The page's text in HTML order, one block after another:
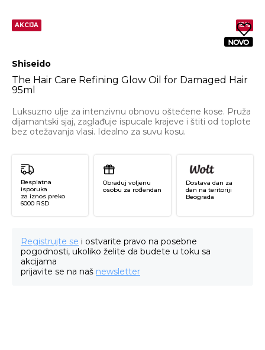
AKCIJA 15%
Shiseido
The Hair Care Refining Glow Oil for Damaged Hair
95ml
Luksuzno ulje za intenzivnu obnovu oštećene kose. Pruža
dijamantski sjaj, zaglađuje ispucale krajeve i štiti od toplote
bez otežavanja vlasi. Idealno za suvu kosu.
Besplatna
isporuka
za iznos preko
6000 RSD
Obraduj voljenu
osobu za rođendan
Dostava dan za
dan na teritoriji
Beograda
Registrujte se i ostvarite pravo na posebne
pogodnosti, ukoliko želite da budete u toku sa
akcijama
prijavite se na naš newsletter